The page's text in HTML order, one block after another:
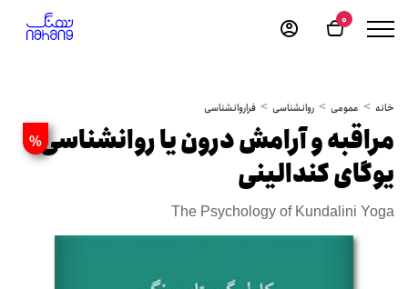
0
خانه عمومی روانشناسی فراروانشناسی
%مراقبه و آرامش درون یا روانشناسی
یوگای کندالینی
The Psychology of Kundalini Yoga